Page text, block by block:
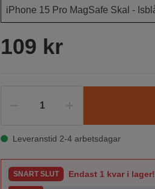
109 kr
Leveranstid 2-4 arbetsdagar
SNART SLUT Endast 1 kvar i lager!